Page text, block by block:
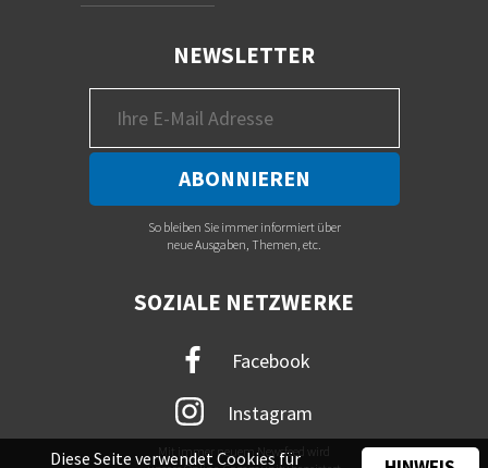
NEWSLETTER
So bleiben Sie immer informiert über
neue Ausgaben, Themen, etc.
SOZIALE NETZWERKE
Facebook
Instagram
Mit immer neuem Newsfeed wird
Diese Seite verwendet Cookies für